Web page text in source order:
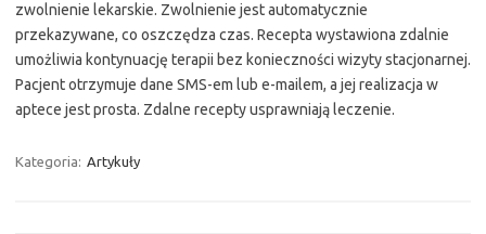
zwolnienie lekarskie. Zwolnienie jest automatycznie
przekazywane, co oszczędza czas. Recepta wystawiona zdalnie
umożliwia kontynuację terapii bez konieczności wizyty stacjonarnej.
Pacjent otrzymuje dane SMS-em lub e-mailem, a jej realizacja w
aptece jest prosta. Zdalne recepty usprawniają leczenie.
Kategoria: Artykuły